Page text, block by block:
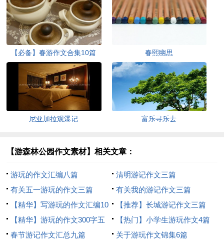
【必备】春游作文合集10篇 春熙幽思
尼亚加拉观瀑记 富乐寻乐去
【游森林公园作文素材】相关文章：
游玩的作文汇编八篇
清明游记作文三篇
有关五一游玩的作文三篇
有关我的游记作文三篇
【精华】写游玩的作文汇编10
篇
【推荐】长城游记作文三篇
【精华】游玩的作文300字五
篇
【热门】小学生游玩作文4篇
春节游记作文汇总九篇
关于游玩作文锦集6篇